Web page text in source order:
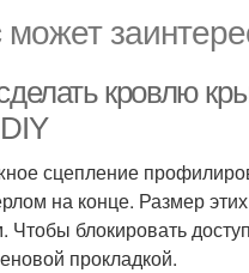
кровлю
сцепление
на конце. Размер
Чтобы блокировать
прокладкой.